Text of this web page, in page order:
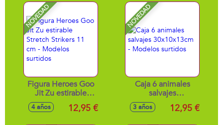
NOVEDAD
Figura Heroes Goo
Jit Zu estirable
Stretch Strikers 11
cm - Modelos
4 años 12,95 €
NOVEDAD
Caja 6 animales
salvajes
30x10x13cm -
Modelos surtidos
3 años 12,95 €